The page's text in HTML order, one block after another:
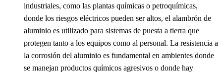
industriales, como las plantas químicas o petroquímicas,
donde los riesgos eléctricos pueden ser altos, el alambrón de
aluminio es utilizado para sistemas de puesta a tierra que
protegen tanto a los equipos como al personal. La resistencia a
la corrosión del aluminio es fundamental en ambientes donde
se manejan productos químicos agresivos o donde hay